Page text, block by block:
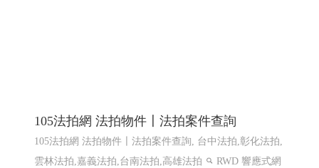
105法拍網 法拍物件〡法拍案件查詢
105法拍網 法拍物件〡法拍案件查詢, 台中法拍,彰化法拍,
雲林法拍,嘉義法拍,台南法拍,高雄法拍
RWD 響應式網